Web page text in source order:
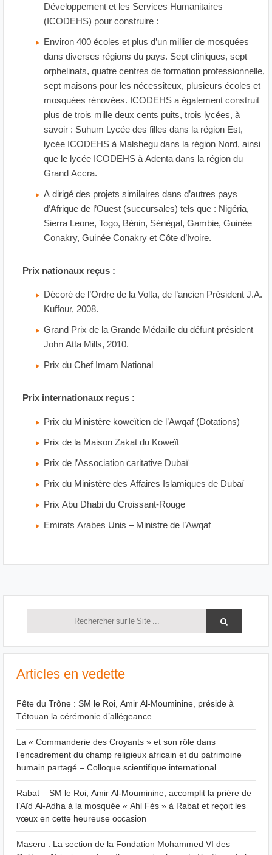
Développement et les Services Humanitaires
(ICODEHS) pour construire :
Environ 400 écoles et plus d’un millier de mosquées
dans diverses régions du pays. Sept cliniques, sept
orphelinats, quatre centres de formation professionnelle,
sept maisons pour les nécessiteux, plusieurs écoles et
mosquées rénovées. ICODEHS a également construit
plus de trois mille deux cents puits, trois lycées, à
savoir : Suhum Lycée des filles dans la région Est,
lycée ICODEHS à Malshegu dans la région Nord, ainsi
que le lycée ICODEHS à Adenta dans la région du
Grand Accra.
A dirigé des projets similaires dans d’autres pays
d’Afrique de l’Ouest (succursales) tels que : Nigéria,
Sierra Leone, Togo, Bénin, Sénégal, Gambie, Guinée
Conakry, Guinée Conakry et Côte d’Ivoire.
Prix nationaux reçus :
Décoré de l’Ordre de la Volta, de l’ancien Président J.A.
Kuffour, 2008.
Grand Prix de la Grande Médaille du défunt président
John Atta Mills, 2010.
Prix du Chef Imam National
Prix internationaux reçus :
Prix du Ministère koweïtien de l’Awqaf (Dotations)
Prix de la Maison Zakat du Koweït
Prix de l’Association caritative Dubaï
Prix du Ministère des Affaires Islamiques de Dubaï
Prix Abu Dhabi du Croissant-Rouge
Emirats Arabes Unis – Ministre de l’Awqaf
Articles en vedette
Fête du Trône : SM le Roi, Amir Al-Mouminine, préside à
Tétouan la cérémonie d’allégeance
La « Commanderie des Croyants » et son rôle dans
l’encadrement du champ religieux africain et du patrimoine
humain partagé – Colloque scientifique international
Rabat – SM le Roi, Amir Al-Mouminine, accomplit la prière de
l’Aïd Al-Adha à la mosquée « Ahl Fès » à Rabat et reçoit les
vœux en cette heureuse occasion
Maseru : La section de la Fondation Mohammed VI des